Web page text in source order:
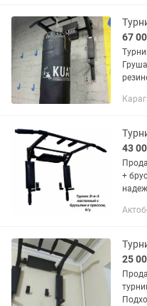
67
резиновой
43
+
25